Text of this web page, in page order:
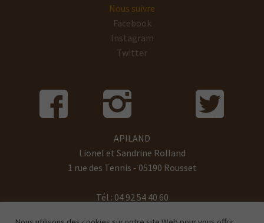
Nous suivre
Facebook
Instagram
Twitter
APILAND
Lionel et Sandrine Rolland
1 rue des Tennis - 05190 Rousset
Tél : 04 92 54 40 60